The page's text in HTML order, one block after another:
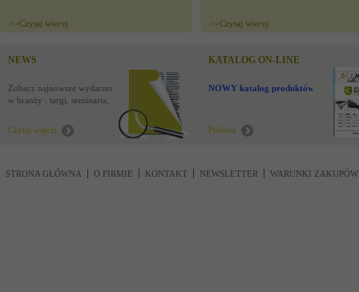
>>Czytaj wiecej >>Czytaj wiecej
NEWS
Zobacz najnowsze wydarzenia
w branży : targi, seminaria,
Czytaj więcej
KATALOG ON-LINE
NOWY katalog produktów !
Pobierz
STRONA GŁÓWNA O FIRMIE KONTAKT NEWSLETTER WARUNKI ZAKUPÓW